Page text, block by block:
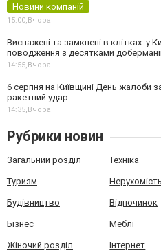
Новини компаній
15:00, Вчора
Виснажені та замкнені в клітках: у
поводження з десятками
14:55, Вчора
6 серпня на Київщині День жалоби
ракетний удар
14:35, Вчора
Рубрики новин
Загальний розділ Техніка
Туризм Нерухомість
Будівництво Відпочинок
Бізнес Меблі
Жіночий розділ Інтернет